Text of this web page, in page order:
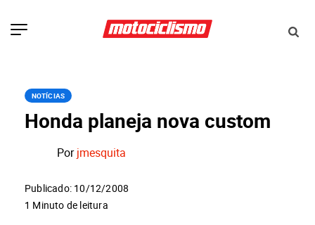
NOTÍCIAS
Honda planeja nova custom
Porjmesquita
Publicado: 10/12/2008
1 Minuto de leitura